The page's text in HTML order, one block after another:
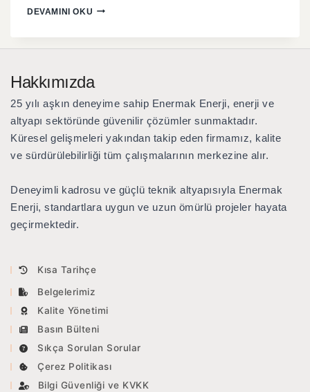
DEVAMINI OKU
Hakkımızda
25 yılı aşkın deneyime sahip Enermak Enerji, enerji ve
altyapı sektöründe güvenilir çözümler sunmaktadır.
Küresel gelişmeleri yakından takip eden firmamız, kalite
ve sürdürülebilirliği tüm çalışmalarının merkezine alır.
Deneyimli kadrosu ve güçlü teknik altyapısıyla Enermak
Enerji, standartlara uygun ve uzun ömürlü projeler hayata
geçirmektedir.
Kısa Tarihçe
Belgelerimiz
Kalite Yönetimi
Basın Bülteni
Sıkça Sorulan Sorular
Çerez Politikası
Bilgi Güvenliği ve KVKK